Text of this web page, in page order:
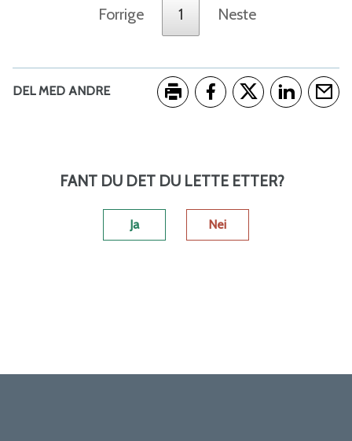
Forrige 1 Neste
DEL MED ANDRE
FANT DU DET DU LETTE ETTER?
Ja Nei